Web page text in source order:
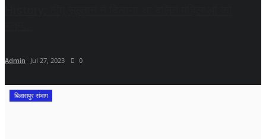
Admin Jul 27, 2023 0
बिलासपुर संभाग